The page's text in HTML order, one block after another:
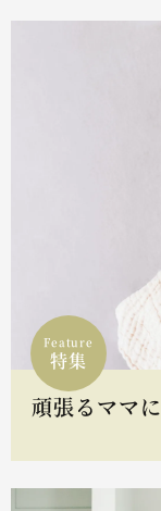
Feature
特集
頑張るママ